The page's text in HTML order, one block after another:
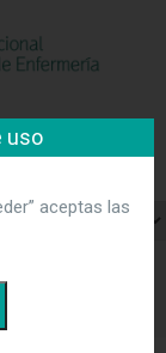
de pantalla
uso
aceptas las